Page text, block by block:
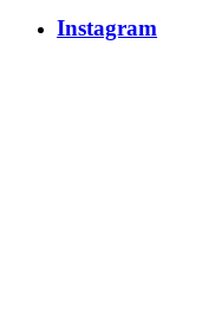
Instagram